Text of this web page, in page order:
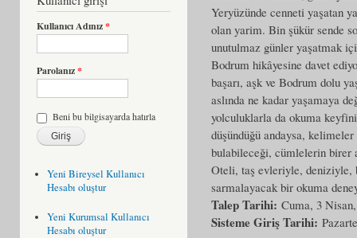
Kullanıcı Adınız*
Parolanız*
Beni bu bilgisayarda hatırla
Yeni Bireysel Kullanıcı
Hesabı oluştur
Yeni Kurumsal Kullanıcı
Hesabı oluştur
Yeryüzünde cenneti yaşatan
olan yarim. Bin şükür sende
unutulmaz günler yaşatmak
Bodrum hikâyesine davet
başarı, aşk ve Bodrum dolu
aslında ne kadar yaşamaya
yolculuklarla da okuma keyfini
düşündüğü andaysa,
bulabileceği, cümlelerin birer
Oteli, taş evleriyle, deniziyle,
sarmalayacak bir okuma
Talep Tarihi: Cuma, 3
Sisteme Giriş Tarihi: